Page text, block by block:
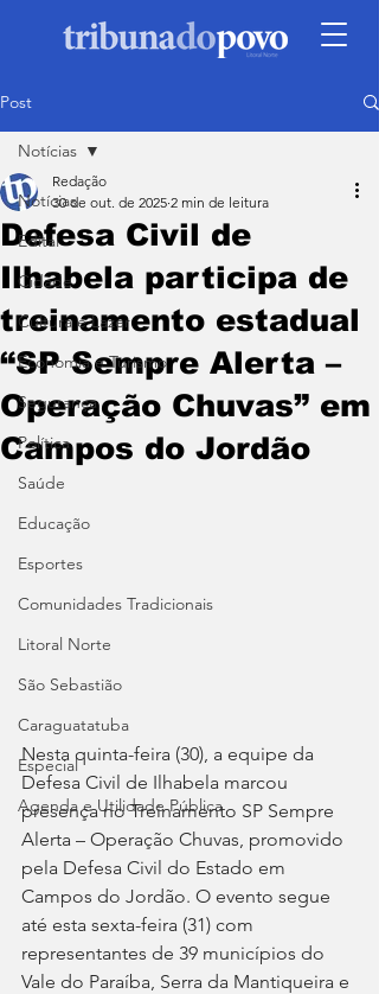
Post
Notícias
Edital
Cidade
Cultura e Lazer
Economia e Turismo
Segurança
Política
Saúde
Educação
Esportes
Comunidades Tradicionais
Litoral Norte
São Sebastião
Caraguatatuba
Especial
Agenda e Utilidade Pública
Notícias
Defesa Civil de
Ilhabela participa de
treinamento estadual
“SP Sempre Alerta –
Operação Chuvas” em
Campos do Jordão
Redação
30 de out. de 2025 2 min de leitura
Nesta quinta-feira (30), a equipe da
Defesa Civil de Ilhabela marcou
presença no Treinamento SP Sempre
Alerta – Operação Chuvas, promovido
pela Defesa Civil do Estado em
Campos do Jordão. O evento segue
até esta sexta-feira (31) com
representantes de 39 municípios do
Vale do Paraíba, Serra da Mantiqueira e